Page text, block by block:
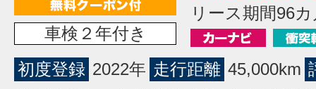
車検２年付き
リース期間96
初度登録 2022年 走行距離 45,000km